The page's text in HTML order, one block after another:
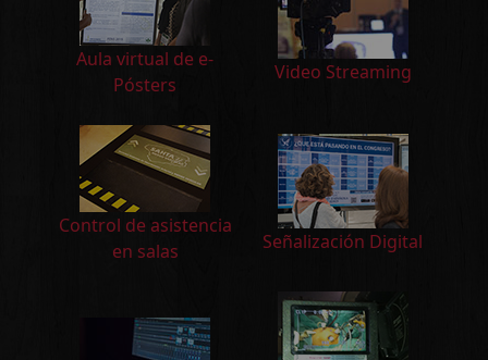
Aula virtual de e-
Pósters
Video Streaming
Control de asistencia
en salas
Señalización Digital